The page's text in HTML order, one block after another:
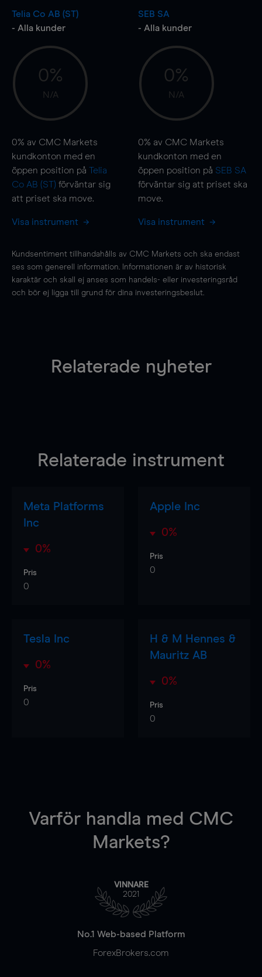
Telia Co AB (ST)
- Alla kunder
0%
N/A
0% av CMC Markets
kundkonton med en
öppen position på Telia
Co AB (ST) förväntar sig
att priset ska move.
Visa instrument
SEB SA
- Alla kunder
0%
N/A
0% av CMC Markets
kundkonton med en
öppen position på SEB SA
förväntar sig att priset ska
move.
Visa instrument
Kundsentiment tillhandahålls av CMC Markets och ska endast
ses som generell information. Informationen är av historisk
karaktär och skall ej anses som handels- eller investeringsråd
och bör ej ligga till grund för dina investeringsbeslut.
Relaterade nyheter
Relaterade instrument
Meta Platforms
Inc
0%
Pris
0
Apple Inc
0%
Pris
0
Tesla Inc
0%
Pris
0
H & M Hennes &
Mauritz AB
0%
Pris
0
Varför handla med CMC
Markets?
VINNARE
2021
No.1 Web-based Platform
ForexBrokers.com